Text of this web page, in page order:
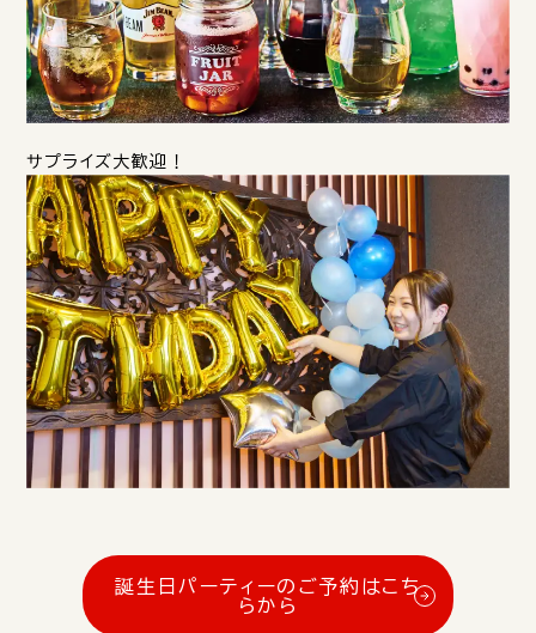
サプライズ大歓迎！
誕生日パーティーのご予約はこち
らから